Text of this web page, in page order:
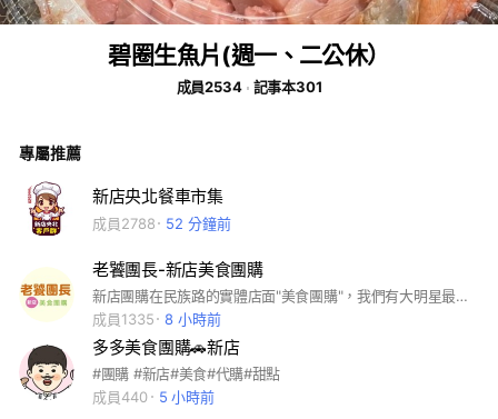
碧圈生魚片(週一、二公休）
成員2534 記事本301
專屬推薦
新店央北餐車市集
成員2788 52 分鐘前
老饕團長-新店美食團購
新店團購在民族路的實體店面"美食團購"，我們有大明星最愛的東門興記水餃，名家糕餅，船凍海鮮，美食料理，歡迎加入我們，一起團出美好生活!
成員1335
8 小時前
多多美食團購🚗新店
#團購 #新店#美食#代購#甜點
成員440
5 小時前